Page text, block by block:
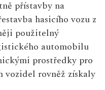
přístavby na
hasicího vozu z
použitelný
automobilu
prostředky pro
vozidel rovněž získaly